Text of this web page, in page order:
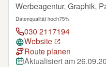
Werbeagentur, Graphik,
Datenqualität hoch75%
030 2117194
Website
Route planen
Aktualisiert am